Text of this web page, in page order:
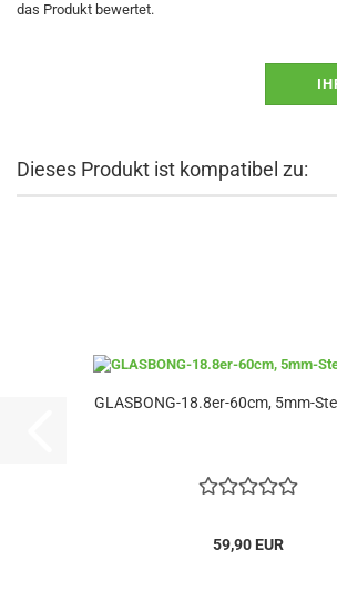
das Produkt bewertet.
Dieses Produkt ist kompatibel zu:
GLASBONG-18.8er-60cm, 5mm-
59,90 EUR